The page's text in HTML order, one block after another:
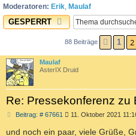
Moderatoren: Erik, Maulaf
GESPERRT
88 Beiträge 1 2
Maulaf
AsterIX Druid
Re: Pressekonferenz zu
Beitrag: # 67661 B
i
11. Oktober 2021
und noch ein paar, viele Grüße,